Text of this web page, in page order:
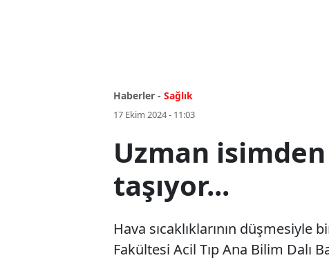
Haberler - Sağlık
17 Ekim 2024 - 11:03
Uzman
taşıyor...
Hava sıcaklıklarının
Fakültesi Acil Tıp Ana Bilim Dalı